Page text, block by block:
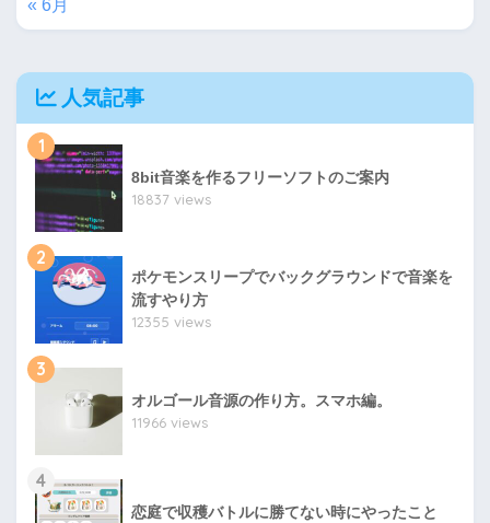
« 6月
人気記事
1
8bit音楽を作るフリーソフトのご案内
18837 views
2
ポケモンスリープでバックグラウンドで音楽を
流すやり方
12355 views
3
オルゴール音源の作り方。スマホ編。
11966 views
4
恋庭で収穫バトルに勝てない時にやったこと